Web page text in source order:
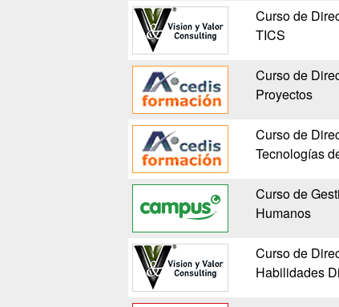
Curso de
TICS
Curso de
Proyectos
Curso de
Tecnologías
Curso de
Humanos
Curso de
Habilidades